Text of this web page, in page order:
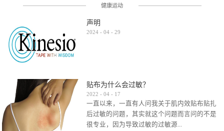
健康运动
声明
2024 - 04 - 29
贴布为什么会过敏？
2022 - 04 - 17
一直以来，一直有人问我关于肌内效贴布贴扎
后过敏的问题，其实就这个问题而言问的不是
很专业，因为导致过敏的过敏源...